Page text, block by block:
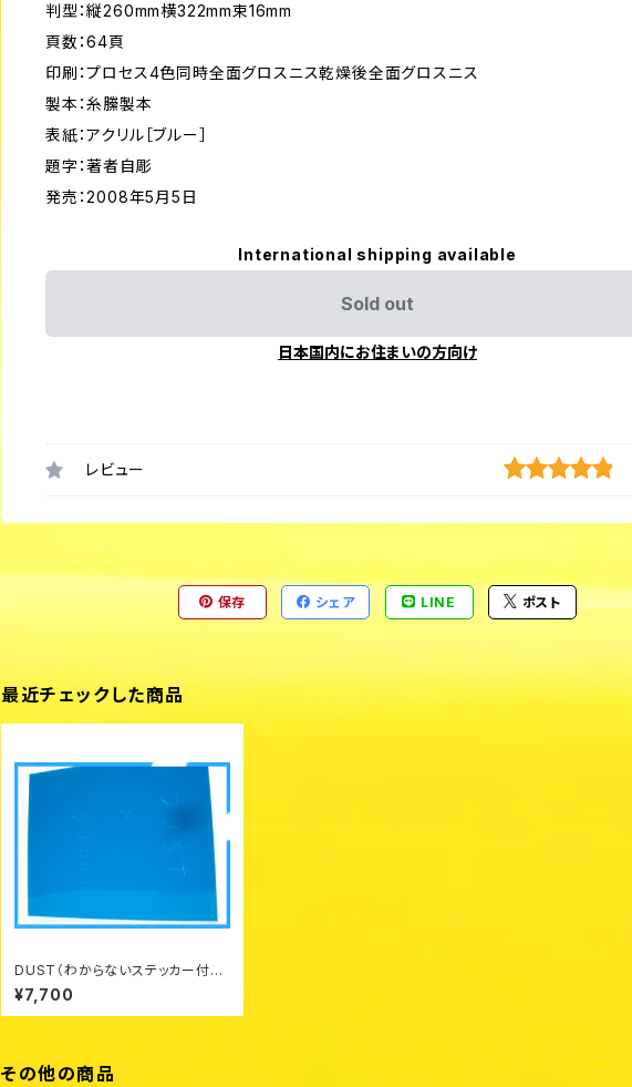
判型：縦260mm横322mm束16mm
頁数：64頁
印刷：プロセス4色同時全面グロスニス乾燥後全面グロスニス
製本：糸縢製本
表紙：アクリル［ブルー］
題字：著者自彫
発売：2008年5月5日
International shipping available
Sold out
日本国内にお住まいの方向け
レビュー
保存 シェア LINE ポスト
最近チェックした商品
DUST（わからないステッカー付）
¥7,700
その他の商品